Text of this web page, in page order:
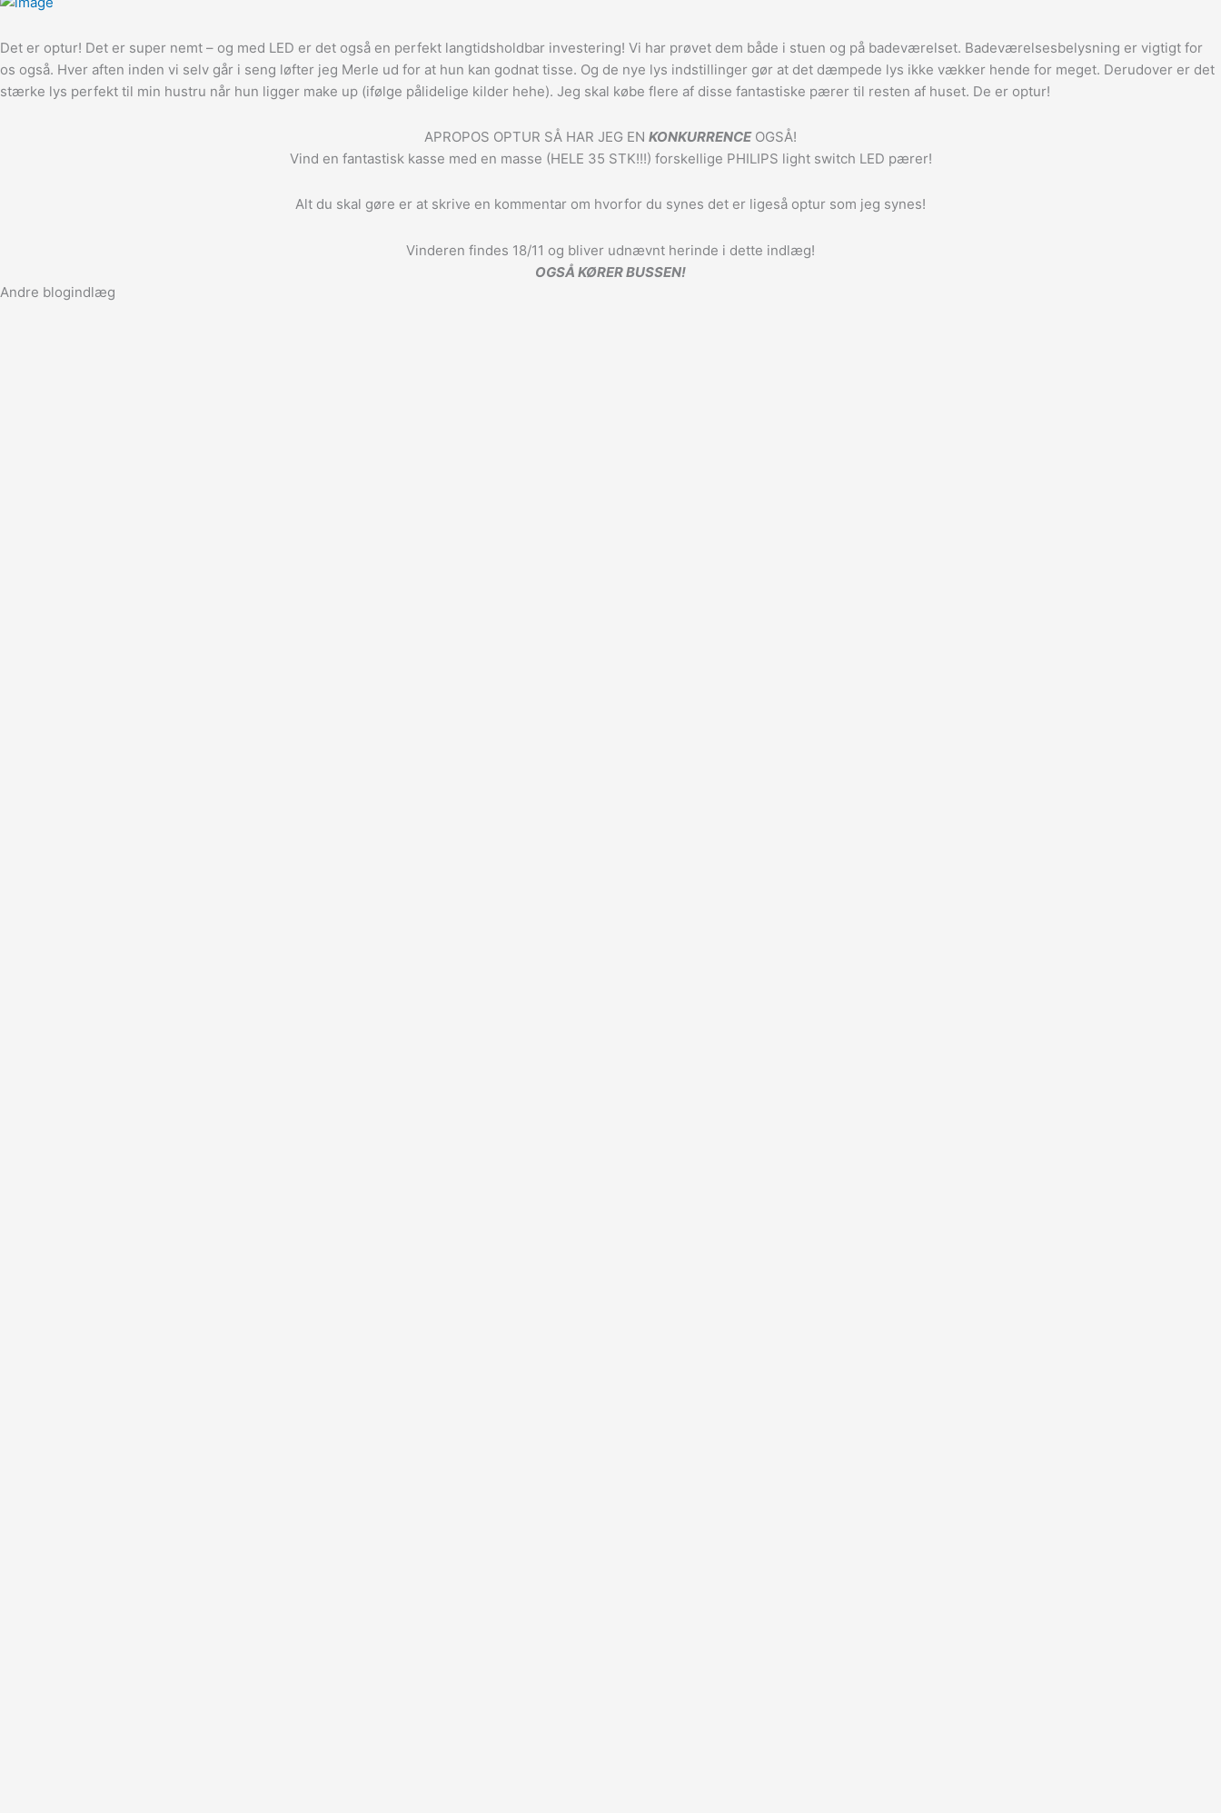
Det er optur! Det er super nemt – og med LED er det også en perfekt langtidsholdbar investering! Vi har prøvet dem både i stuen og på badeværelset. Badeværelsesbelysning er vigtigt for
os også. Hver aften inden vi selv går i seng løfter jeg Merle ud for at hun kan godnat tisse. Og de nye lys indstillinger gør at det dæmpede lys ikke vækker hende for meget. Derudover er det
stærke lys perfekt til min hustru når hun ligger make up (ifølge pålidelige kilder hehe). Jeg skal købe flere af disse fantastiske pærer til resten af huset. De er optur!
APROPOS OPTUR SÅ HAR JEG EN KONKURRENCEOGSÅ!
Vind en fantastisk kasse med en masse (HELE 35 STK!!!) forskellige PHILIPS light switch LED pærer!
Alt du skal gøre er at skrive en kommentar om hvorfor du synes det er ligeså optur som jeg synes!
Vinderen findes 18/11 og bliver udnævnt herinde i dette indlæg!
OGSÅ KØRER BUSSEN!
Andre blogindlæg